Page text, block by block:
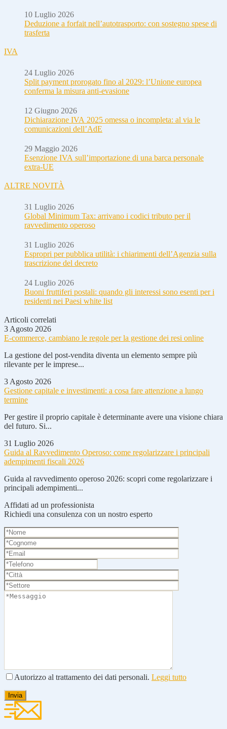
10 Luglio 2026
Deduzione a forfait nell’autotrasporto: con sostegno spese di
trasferta
IVA
24 Luglio 2026
Split payment prorogato fino al 2029: l’Unione europea
conferma la misura anti-evasione
12 Giugno 2026
Dichiarazione IVA 2025 omessa o incompleta: al via le
comunicazioni dell’AdE
29 Maggio 2026
Esenzione IVA sull’importazione di una barca personale
extra-UE
ALTRE NOVITÀ
31 Luglio 2026
Global Minimum Tax: arrivano i codici tributo per il
ravvedimento operoso
31 Luglio 2026
Espropri per pubblica utilità: i chiarimenti dell’Agenzia sulla
trascrizione del decreto
24 Luglio 2026
Buoni fruttiferi postali: quando gli interessi sono esenti per i
residenti nei Paesi white list
Articoli correlati
3 Agosto 2026
E-commerce, cambiano le regole per la gestione dei resi online
La gestione del post-vendita diventa un elemento sempre più
rilevante per le imprese...
3 Agosto 2026
Gestione capitale e investimenti: a cosa fare attenzione a lungo
termine
Per gestire il proprio capitale è determinante avere una visione chiara
del futuro. Si...
31 Luglio 2026
Guida al Ravvedimento Operoso: come regolarizzare i principali
adempimenti fiscali 2026
Guida al ravvedimento operoso 2026: scopri come regolarizzare i
principali adempimenti...
Affidati ad un professionista
Richiedi una consulenza con un nostro esperto
Autorizzo al trattamento dei dati personali. Leggi tutto